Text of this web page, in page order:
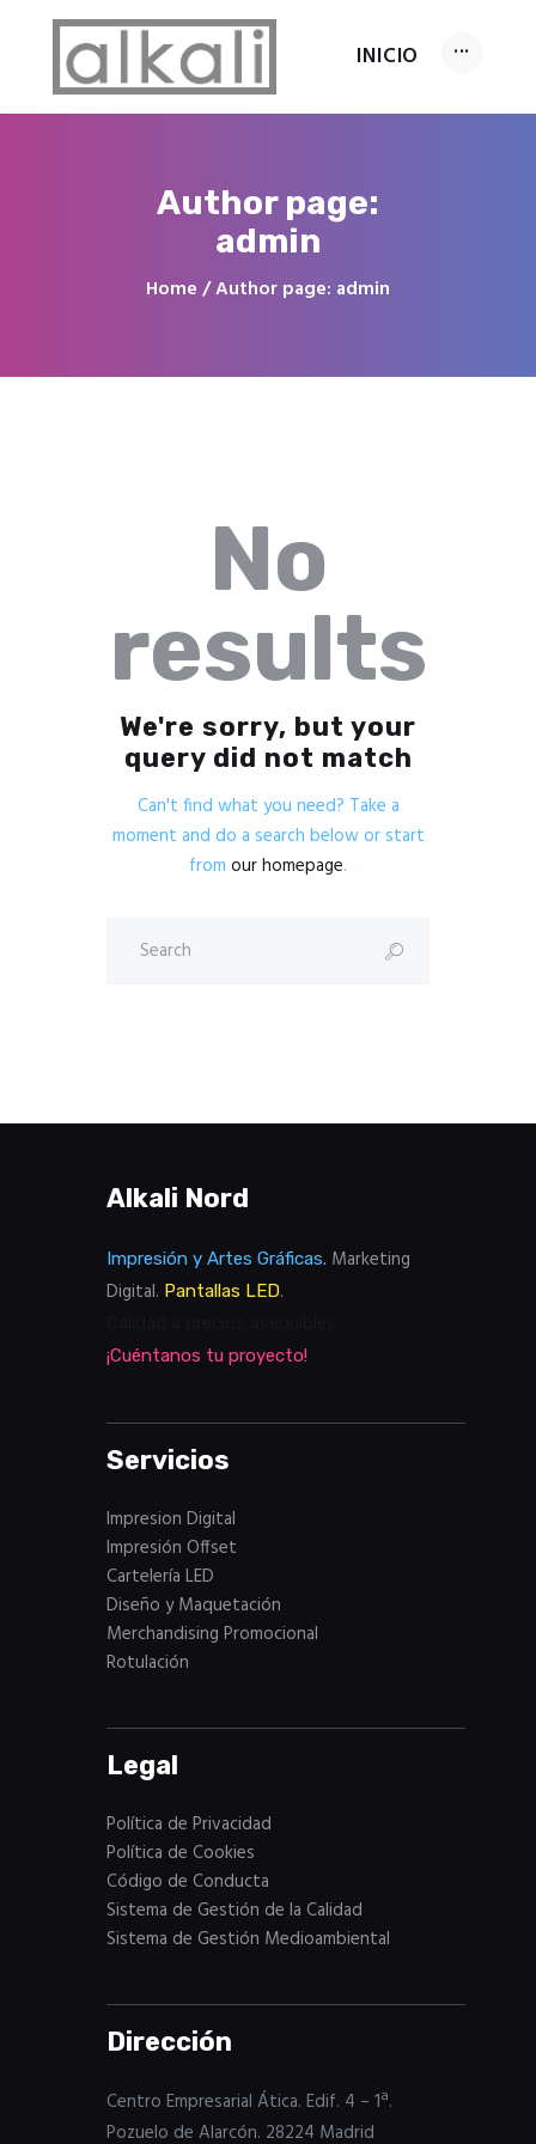
INICIO
Author page:
admin
Home Author page: admin
INICIO
Conócenos
FAQ’s
No
results
We're sorry, but your
query did not match
Can't find what you need? Take a
moment and do a search below or start
from our homepage.
Alkali Nord
Impresión y Artes Gráficas. Marketing
Digital. Pantallas LED.
¡Cuéntanos tu proyecto!
Servicios
Impresion Digital
Impresión Offset
Cartelería LED
Diseño y Maquetación
Merchandising Promocional
Rotulación
Legal
Política de Privacidad
Política de Cookies
Código de Conducta
Sistema de Gestión de la Calidad
Sistema de Gestión Medioambiental
Dirección
Centro Empresarial Ática. Edif. 4 – 1ª.
Pozuelo de Alarcón. 28224 Madrid